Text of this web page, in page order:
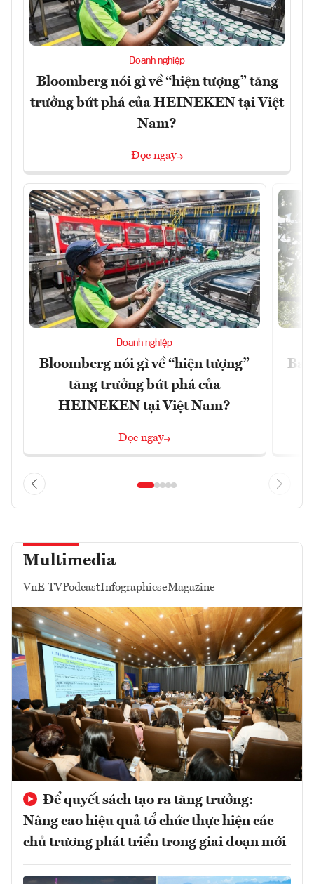
Doanh nghiệp
Bloomberg nói gì về “hiện tượng” tăng
trưởng bứt phá của HEINEKEN tại Việt
Nam?
Đọc ngay
Doanh nghiệp
Bloomberg nói gì về “hiện tượng”
tăng trưởng bứt phá của
HEINEKEN tại Việt Nam?
Đọc ngay
Ba
Multimedia
VnE TVPodcastInfographicseMagazine
Để quyết sách tạo ra tăng trưởng:
Nâng cao hiệu quả tổ chức thực hiện các
chủ trương phát triển trong giai đoạn mới